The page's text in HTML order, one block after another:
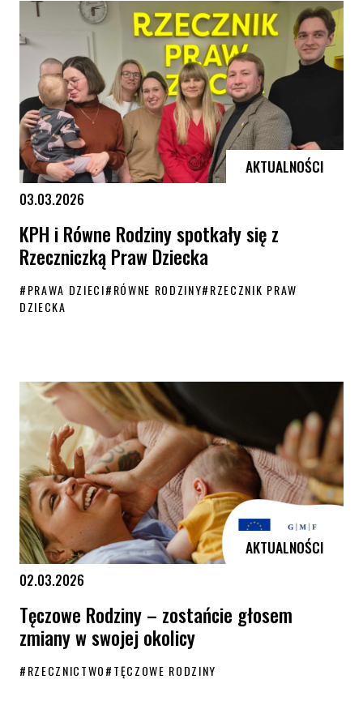
AKTUALNOŚCI
03.03.2026
KPH i Równe Rodziny spotkały się z
Rzeczniczką Praw Dziecka
#PRAWA DZIECI#RÓWNE RODZINY#RZECZNIK PRAW
DZIECKA
AKTUALNOŚCI
02.03.2026
Tęczowe Rodziny – zostańcie głosem
zmiany w swojej okolicy
#RZECZNICTWO#TĘCZOWE RODZINY